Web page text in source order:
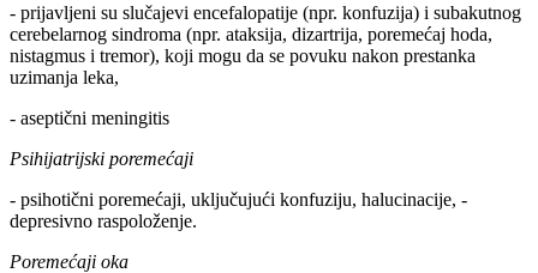
- prijavljeni su slučajevi encefalopatije (npr. konfuzija) i subakutnog
cerebelarnog sindroma (npr. ataksija, dizartrija, poremećaj hoda,
nistagmus i tremor), koji mogu da se povuku nakon prestanka
uzimanja leka,
- aseptični meningitis
Psihijatrijski poremećaji
- psihotični poremećaji, uključujući konfuziju, halucinacije, -
depresivno raspoloženje.
Poremećaji oka